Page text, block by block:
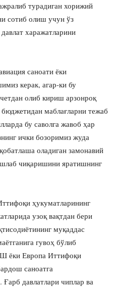
турадиган хорижий
сотиб олиш учун ўз
харажатларини
саноати ёки
керак, агар-ки бу
олиб кириш арзонроқ
маблағларни тежаб
бу саволга жавоб ҳар
ички бозоримиз жуда
оладиган замонавий
чиқаришини яратишнинг
ҳукуматларининг
узоқ вақтдан бери
муқаддас
гувоҳ бўлиб
ёки Европа Иттифоқи
саноатга
давлатлари чиплар ва